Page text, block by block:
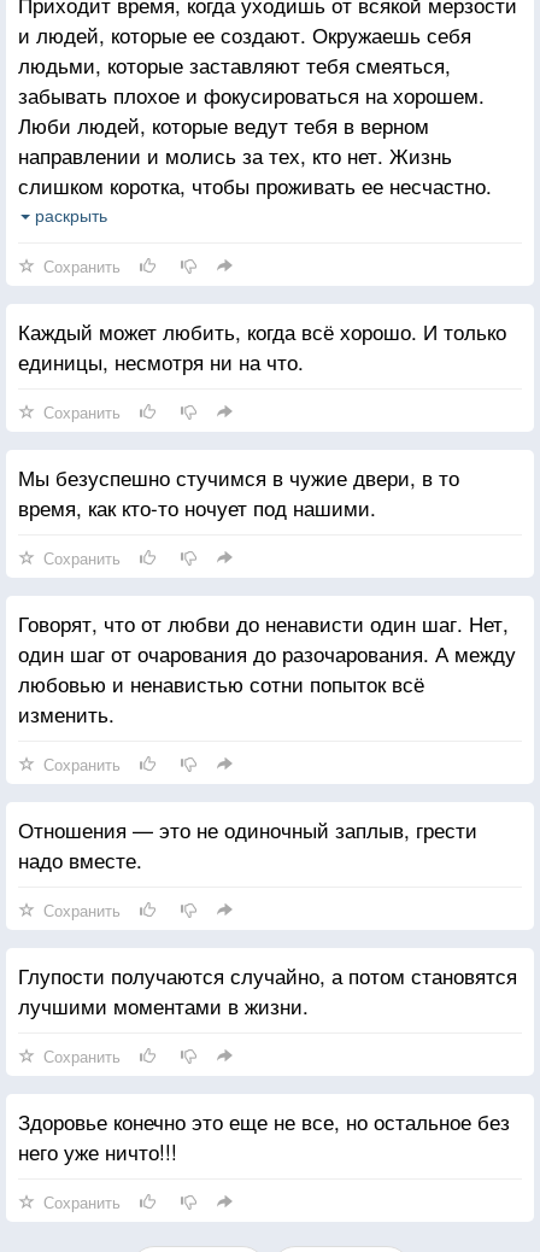
и людей, которые ее создают. Окружаешь себя
людьми, которые заставляют тебя смеяться,
забывать плохое и фокусироваться на хорошем.
Люби людей, которые ведут тебя в верном
направлении и молись за тех, кто нет. Жизнь
слишком коротка, чтобы проживать ее несчастно.
Падение - это часть жизни, но восстание - сама
раскрыть
Сохранить
Каждый может любить, когда всё хорошо. И только
единицы, несмотря ни на что.
Сохранить
Мы безуспешно стучимся в чужие двери, в то
время, как кто-то ночует под нашими.
Сохранить
Говорят, что от любви до ненависти один шаг. Нет,
один шаг от очарования до разочарования. А между
любовью и ненавистью сотни попыток всё
изменить.
Сохранить
Отношения — это не одиночный заплыв, грести
надо вместе.
Сохранить
Глупости получаются случайно, а потом становятся
лучшими моментами в жизни.
Сохранить
Здоровье конечно это еще не все, но остальное без
него уже ничто!!!
Сохранить